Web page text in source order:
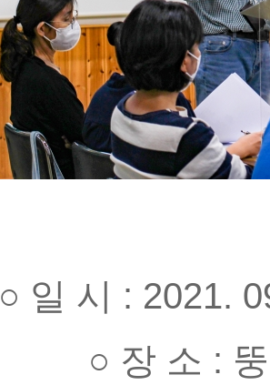
○ 일 시 : 2021.
○ 장 소 :